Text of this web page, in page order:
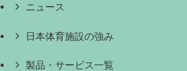
ニュース
日本体育施設の強み
製品・サービス一覧